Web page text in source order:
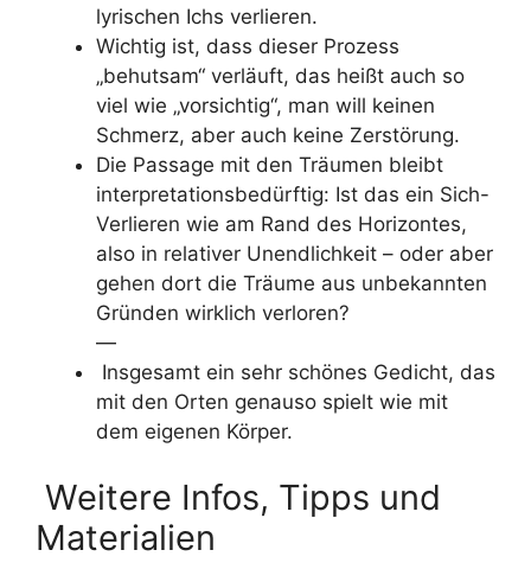
lyrischen Ichs verlieren.
Wichtig ist, dass dieser Prozess
„behutsam“ verläuft, das heißt auch so
viel wie „vorsichtig“, man will keinen
Schmerz, aber auch keine Zerstörung.
Die Passage mit den Träumen bleibt
interpretationsbedürftig: Ist das ein Sich-
Verlieren wie am Rand des Horizontes,
also in relativer Unendlichkeit – oder aber
gehen dort die Träume aus unbekannten
Gründen wirklich verloren?
—
Insgesamt ein sehr schönes Gedicht, das
mit den Orten genauso spielt wie mit
dem eigenen Körper.
Weitere Infos, Tipps und
Materialien